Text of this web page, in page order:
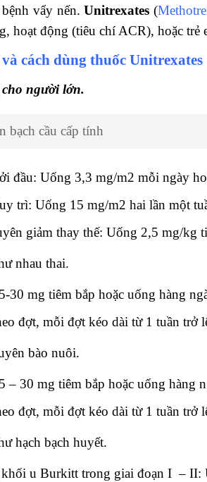
vẩy nến.Unitrexates (
hoạt động (tiêu chí ACR), hoặc
cách dùng thuốc Unitrexates
người lớn.
bạch cầu cấp tính
đầu: Uống 3,3 mg/m2 mỗi ngày
trì: Uống 15 mg/m2 hai lần một
giảm thay thế: Uống 2,5 mg/kg
nhau thai.
30 mg tiêm bắp hoặc uống hàng
đợt, mỗi đợt kéo dài từ 1 tuần trở
bào nuôi.
– 30 mg tiêm bắp hoặc uống hàng
đợt, mỗi đợt kéo dài từ 1 tuần trở
hạch bạch huyết.
u Burkitt trong giai đoạn I – II: